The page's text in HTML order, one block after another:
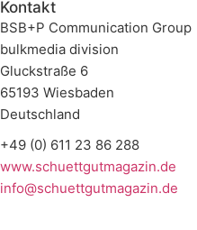
Kontakt
BSB+P Communication Group
bulkmedia division
Gluckstraße 6
65193 Wiesbaden
Deutschland
+49 (0) 611 23 86 288
www.schuettgutmagazin.de
info@schuettgutmagazin.de